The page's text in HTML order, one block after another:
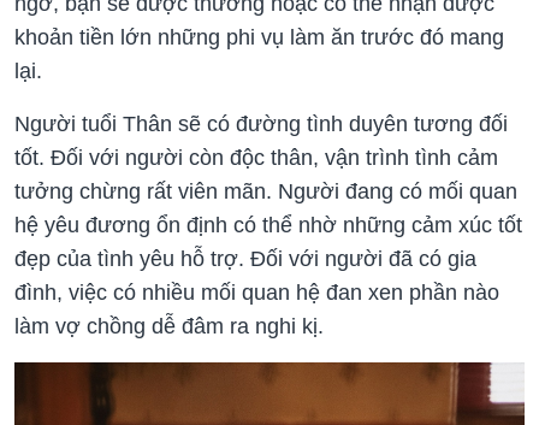
khoản tiền lớn những phi vụ làm ăn trước đó mang
lại.
Người tuổi Thân sẽ có đường tình duyên tương đối
tốt. Đối với người còn độc thân, vận trình tình cảm
tưởng chừng rất viên mãn. Người đang có mối quan
hệ yêu đương ổn định có thể nhờ những cảm xúc tốt
đẹp của tình yêu hỗ trợ. Đối với người đã có gia
đình, việc có nhiều mối quan hệ đan xen phần nào
làm vợ chồng dễ đâm ra nghi kị.